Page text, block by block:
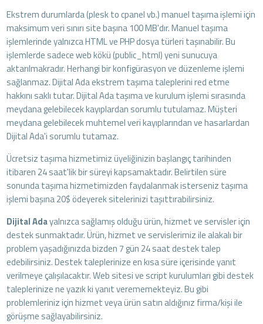
Ekstrem durumlarda (plesk to cpanel vb.) manuel taşıma işlemi için
maksimum veri sınırı site başına 100 MB'dır. Manuel taşıma
işlemlerinde yalnızca HTML ve PHP dosya türleri taşınabilir. Bu
işlemlerde sadece web kökü (public_html) yeni sunucuya
aktarılmakradır. Herhangi bir konfigürasyon ve düzenleme işlemi
sağlanmaz. Dijital Ada ekstrem taşıma taleplerini red etme
hakkını saklı tutar. Dijital Ada taşıma ve kurulum işlemi sırasında
meydana gelebilecek kayıplardan sorumlu tutulamaz. Müşteri
meydana gelebilecek muhtemel veri kayıplarından ve hasarlardan
Dijital Ada'i sorumlu tutamaz.
Ücretsiz taşıma hizmetimiz üyeliğinizin başlangıç tarihinden
itibaren 24 saat'lik bir süreyi kapsamaktadır. Belirtilen süre
sonunda taşıma hizmetimizden faydalanmak isterseniz taşıma
işlemi başına 20$ ödeyerek sitelerinizi taşıttırabilirsiniz.
Dijital Adayalnızca sağlamış olduğu ürün, hizmet ve servisler için
destek sunmaktadır. Ürün, hizmet ve servislerimiz ile alakalı bir
problem yaşadığınızda bizden 7 gün 24 saat destek talep
edebilirsiniz. Destek taleplerinize en kısa süre içerisinde yanıt
verilmeye çalışılacaktır. Web sitesi ve script kurulumları gibi destek
taleplerinize ne yazık ki yanıt verememekteyiz. Bu gibi
problemleriniz için hizmet veya ürün satın aldığınız firma/kişi ile
görüşme sağlayabilirsiniz.